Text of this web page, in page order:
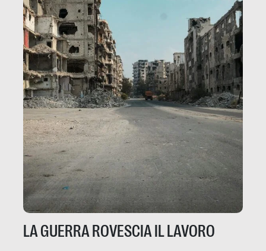
LA GUERRA ROVESCIA IL LAVORO